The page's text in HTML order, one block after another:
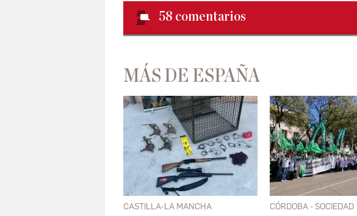
58 comentarios
MÁS DE ESPAÑA
CASTILLA-LA MANCHA CÓRDOBA - SOCIEDAD